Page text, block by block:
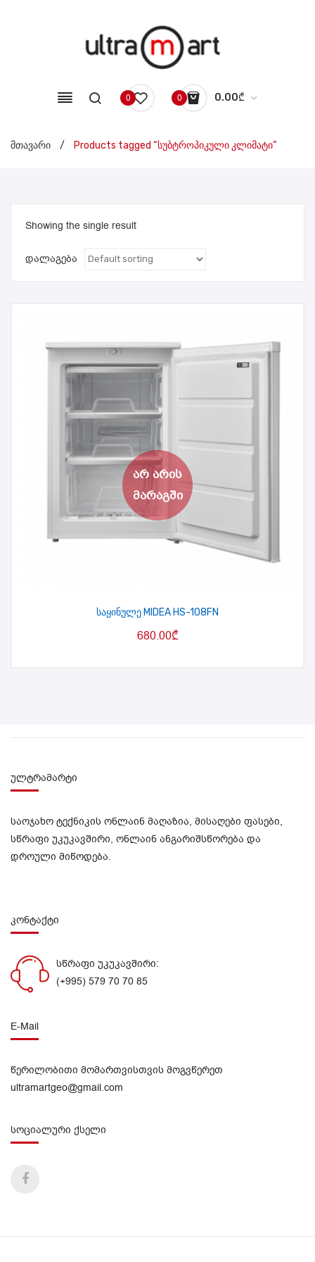
0 0 0.00₾
No products in the cart.
მთავარი / Products tagged “სუბტროპიკული კლიმატი”
Showing the single result
დალაგება
საყინულე MIDEA HS-108FN
680.00₾
ულტრამარტი
საოჯახო ტექნიკის ონლაინ მაღაზია, მისაღები ფასები,
სწრაფი უკუკავშირი, ონლაინ ანგარიშსწორება და
დროული მიწოდება.
კონტაქტი
სწრაფი უკუკავშირი:
(+995) 579 70 70 85
E-Mail
წერილობითი მომართვისთვის მოგვწერეთ
ultramartgeo@gmail.com
სოციალური ქსელი